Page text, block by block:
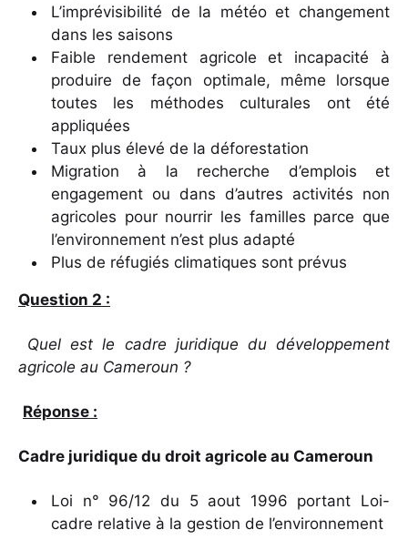
L’imprévisibilité de la météo et changement
dans les saisons
Faible rendement agricole et incapacité à
produire de façon optimale, même lorsque
toutes les méthodes culturales ont été
appliquées
Taux plus élevé de la déforestation
Migration à la recherche d’emplois et
engagement ou dans d’autres activités non
agricoles pour nourrir les familles parce que
l’environnement n’est plus adapté
Plus de réfugiés climatiques sont prévus
Question 2 :
Quel est le cadre juridique du développement
agricole au Cameroun ?
Réponse :
Cadre juridique du droit agricole au Cameroun
Loi n° 96/12 du 5 aout 1996 portant Loi-
cadre relative à la gestion de l’environnement